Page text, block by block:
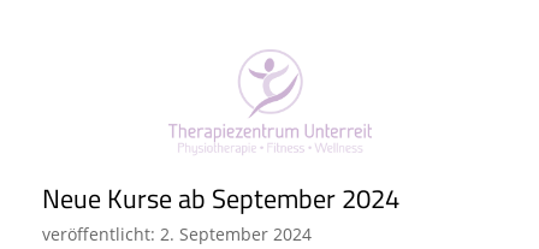
Neue Kurse ab September 2024
veröffentlicht: 2. September 2024